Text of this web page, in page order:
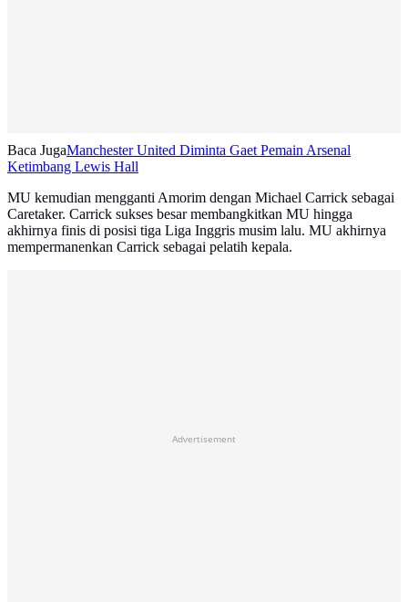
Baca JugaManchester United Diminta Gaet Pemain Arsenal
Ketimbang Lewis Hall
MU kemudian mengganti Amorim dengan Michael Carrick sebagai
Caretaker. Carrick sukses besar membangkitkan MU hingga
akhirnya finis di posisi tiga Liga Inggris musim lalu. MU akhirnya
mempermanenkan Carrick sebagai pelatih kepala.
Advertisement